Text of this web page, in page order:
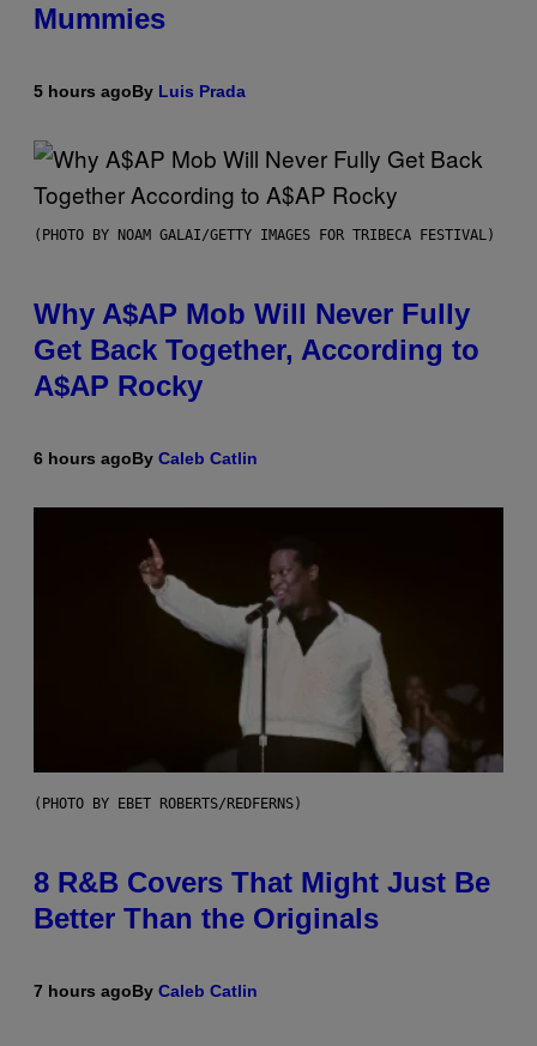
Mummies
5 hours agoBy Luis Prada
(PHOTO BY NOAM GALAI/GETTY IMAGES FOR TRIBECA FESTIVAL)
Why A$AP Mob Will Never Fully
Get Back Together, According to
A$AP Rocky
6 hours agoBy Caleb Catlin
(PHOTO BY EBET ROBERTS/REDFERNS)
8 R&B Covers That Might Just Be
Better Than the Originals
7 hours agoBy Caleb Catlin